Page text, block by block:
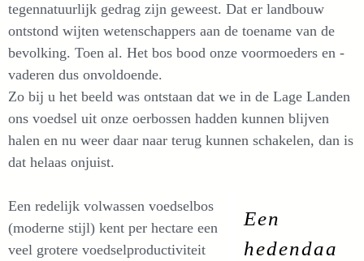
tegennatuurlijk gedrag zijn geweest. Dat er landbouw
ontstond wijten wetenschappers aan de toename van de
bevolking. Toen al. Het bos bood onze voormoeders en -
vaderen dus onvoldoende.
Zo bij u het beeld was ontstaan dat we in de Lage Landen
ons voedsel uit onze oerbossen hadden kunnen blijven
halen en nu weer daar naar terug kunnen schakelen, dan is
dat helaas onjuist.
Een
hedendaa
Een redelijk volwassen voedselbos
(moderne stijl) kent per hectare een
veel grotere voedselproductiviteit